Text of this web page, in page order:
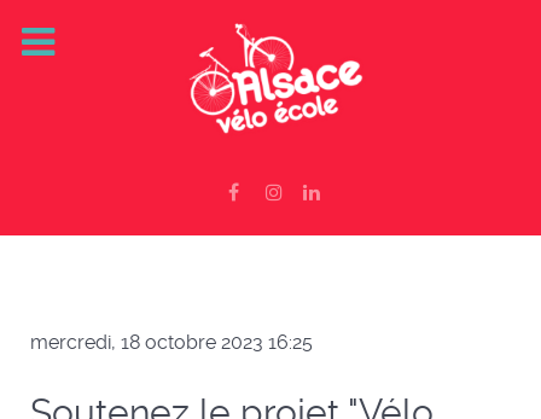
mercredi, 18 octobre 2023 16:25